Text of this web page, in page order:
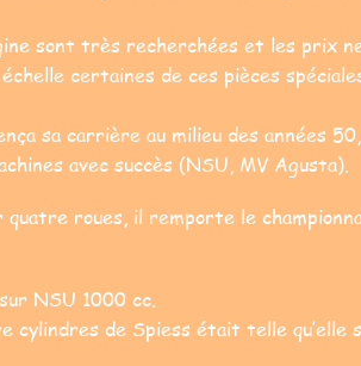
sont très recherchées et les prix
certaines de ces pièces
sa carrière au milieu des années
avec succès (NSU, MV Agusta).
roues, il remporte le
NSU 1000 cc.
cylindres de Spiess était telle qu’elle